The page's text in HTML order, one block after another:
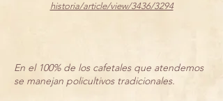
historia/article/view/3436/3294
En el 100% de los cafetales que atendemos
se manejan policultivos tradicionales.